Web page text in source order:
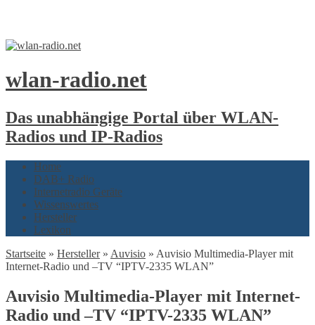
wlan-radio.net
Das unabhängige Portal über WLAN-
Radios und IP-Radios
Home
DAB+ Radio
Internetradio Geräte
Wissenswertes
Hersteller
Lexikon
Startseite » Hersteller » Auvisio » Auvisio Multimedia-Player mit
Internet-Radio und –TV “IPTV-2335 WLAN”
Auvisio Multimedia-Player mit Internet-
Radio und –TV “IPTV-2335 WLAN”